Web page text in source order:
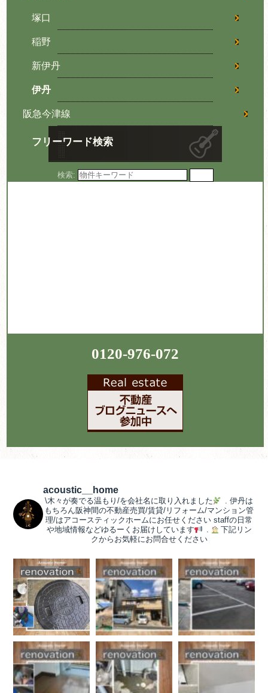
塚口
稲野
新伊丹
伊丹
阪急今津線
フリーワード検索
検索:
0120-976-072
acoustic__home
\木々が奏でる温もり/を会社名に取り入れました . 伊丹は
もちろん阪神間の不動産売買/賃貸/リフォーム/マンション管
理/はアコースティックホームにお任せください staffの日常
や地域情報などゆるーくお届けしています
.
下記リン
クからお気軽にお問合せください